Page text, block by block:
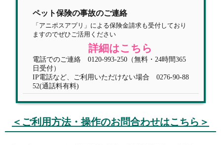
ペット保険の事故のご連絡
「アニポスアプリ」による保険金請求も受付しており
ますのでぜひご活用ください
詳細はこちら
電話でのご連絡 0120-993-250（無料・24時間365
日受付）
IP電話など、ご利用いただけない場合 0276-90-88
52(通話料有料)
＜ご利用方法・操作のお問合わせはこちら＞